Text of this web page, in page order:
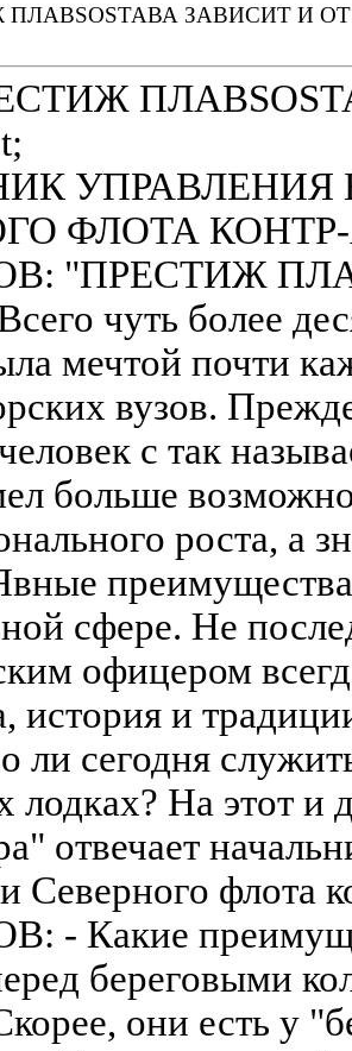
ПЛАВSOSТАВА ЗАВИСИТ И ОТ
ФЛОТА
"ПРЕСТИЖ
чуть более
мечтой почти
вузов.
с так
больше
роста, а
сфере. Не
офицером
история и
ли сегодня
лодках? На этот и
отвечает
Северного флота
- Какие
береговыми
они есть у